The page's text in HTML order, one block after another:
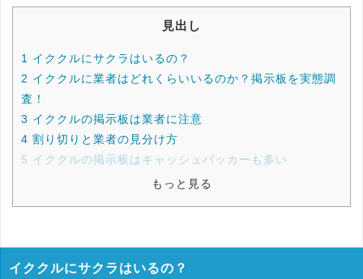
見出し
1
イククルにサクラはいるの？
2 イククルに業者はどれくらいいるのか？掲示板を実態調
査！
3 イククルの掲示板は業者に注意
4 割り切りと業者の見分け方
5 イククルの掲示板はキャッシュバッカーも多い
もっと見る
イククルにサクラはいるの？